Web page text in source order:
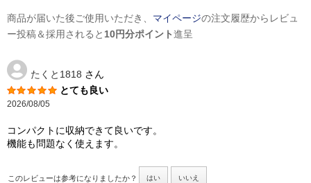
商品が届いた後ご使用いただき、 マイページの注文履歴からレビュ
ー投稿＆採用されると 10円分ポイント進呈
たくと1818 さん
とても良い
2026/08/05
コンパクトに収納できて良いです。
機能も問題なく使えます。
このレビューは参考になりましたか？ はい いいえ